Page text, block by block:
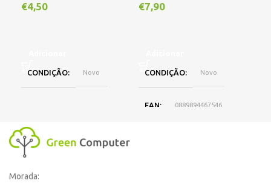
€4,50
CONDIÇÃO Novo
€7,90
CONDIÇÃO Novo
EAN 0889894467546
Morada: